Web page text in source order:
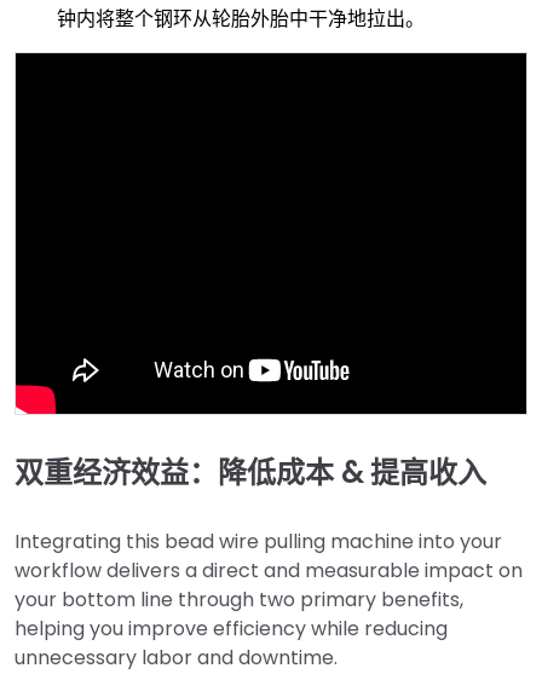
钟内将整个钢环从轮胎外胎中干净地拉出。
双重经济效益：降低成本 & 提高收入
Integrating this bead wire pulling machine into your
workflow delivers a direct and measurable impact on
your bottom line through two primary benefits,
helping you improve efficiency while reducing
unnecessary labor and downtime.